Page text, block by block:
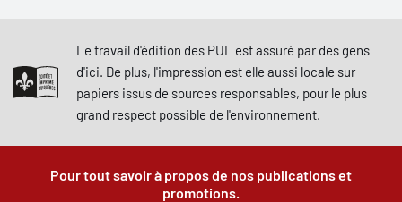
Le travail d'édition des PUL est assuré par des gens
d'ici. De plus, l'impression est elle aussi locale sur
papiers issus de sources responsables, pour le plus
grand respect possible de l'environnement.
Pour tout savoir à propos de nos publications et
promotions.